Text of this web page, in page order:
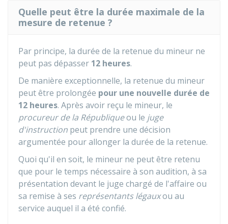
Quelle peut être la durée maximale de la
mesure de retenue ?
Par principe, la durée de la retenue du mineur ne
peut pas dépasser 12 heures.
De manière exceptionnelle, la retenue du mineur
peut être prolongée pour une nouvelle durée de
12 heures. Après avoir reçu le mineur, le
procureur de la Républiqueou le juge
d'instruction peut prendre une décision
argumentée pour allonger la durée de la retenue.
Quoi qu'il en soit, le mineur ne peut être retenu
que pour le temps nécessaire à son audition, à sa
présentation devant le juge chargé de l'affaire ou
sa remise à ses représentants légauxou au
service auquel il a été confié.